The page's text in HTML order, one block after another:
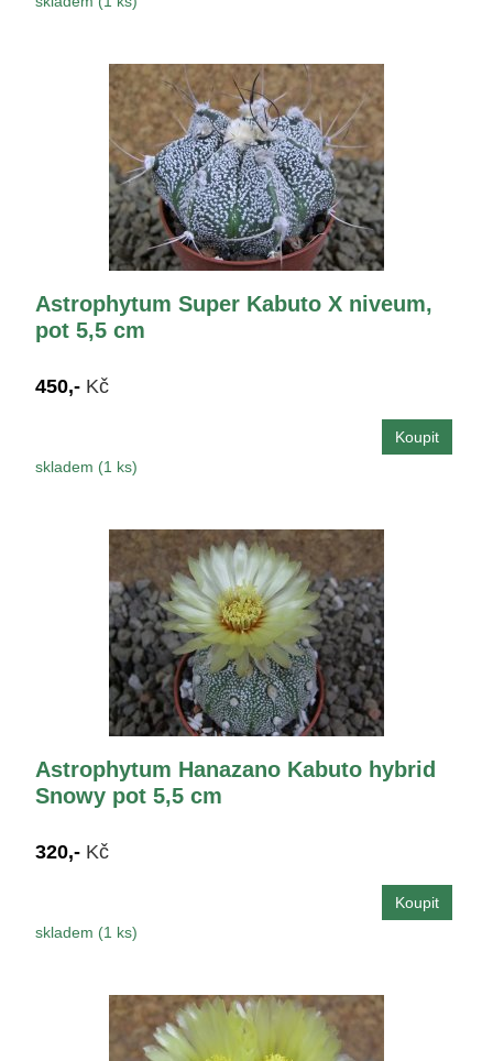
Astrophytum Super Kabuto X niveum,
pot 5,5 cm
450,- Kč
skladem (1 ks)
Astrophytum Hanazano Kabuto hybrid
Snowy pot 5,5 cm
320,- Kč
skladem (1 ks)